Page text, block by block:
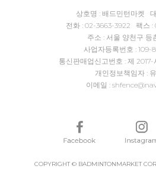
상호명 : 배드민턴마켓
전화 : 02-3663-3922 팩스 :
주소 : 서울 양천구 등
사업자등록번호 : 109-
통신판매업신고번호 : 제
개인정보책임자 :
이메일 :
COPYRIGHT © BADMINTONMARKET